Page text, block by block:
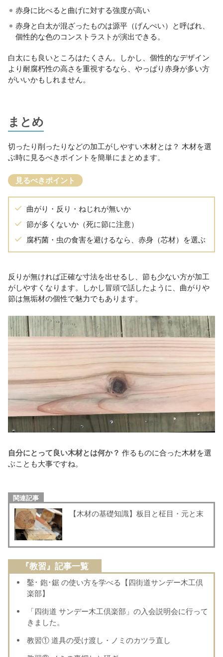
赤身に比べると曲げに対する強度が高い
赤身と白太が混ざったものは源平（げんぺい）と呼ばれ、
個性的な色のコンストラストが演出できる。
白太にも良いところはたくさん。しかし、個性的なデザイン
より耐腐朽性の高さを重視するなら、やっぱり赤身が多い方
がいいかもしれません。
まとめ
切ったり削ったりなどの加工がしやすい木材とは？ 木材を選
ぶ時に見るべきポイントを簡単にまとめます。
見るべきポイント
曲がり・反り・ねじれが無いか
節が多くないか（死に節に注意）
腐朽菌・虫の食害を避けるなら、赤身（芯材）を選ぶ
反りが無ければ正確な寸法を出せるし、節も少ない方が加工
がしやすくなります。しかし冒頭で話したように、曲がりや
節は無垢材の個性で魅力でもあります。
自分にとって良い木材とは何か？ 作るものに合った木材を選
ぶことも大事ですね。
関連記事
【木材の基礎知識】板目と柾目・元と末
『教習』記事一覧
鑿･ 鉋･鋸 の使い方を学べる【四街道サンデー木工倶
楽部】
「四街道 サンデー木工倶楽部」の入会説明会に行って
きました。
教習① 道具の受け渡し・ノミのカツラ直し